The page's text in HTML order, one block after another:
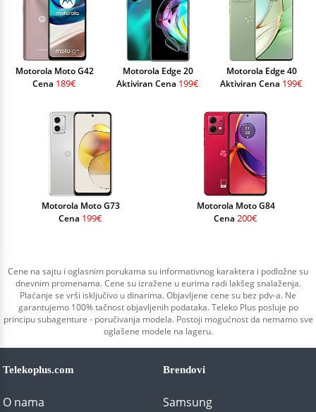
Motorola Moto G42
Cena 189€
Motorola Edge 20
Aktiviran Cena 199€
Motorola Edge 40
Aktiviran Cena 199€
Motorola Moto G73
Cena 199€
Motorola Moto G84
Cena 200€
Cene na sajtu i oglasnim porukama su informativnog karaktera i podložne su
dnevnim promenama. Cene su izražene u eurima radi lakšeg snalaženja.
Plaćanje se vrši isključivo u dinarima. Objavljene cene su bez pdv-a. Ne
garantujemo 100% tačnost objavljenih podataka. Teleko Plus posluje po
principu subagenture - poručivanja modela. Postoji mogućnost da nemamo sve
oglašene modele na lageru.
Telekoplus.com
O nama
Brendovi
Samsung